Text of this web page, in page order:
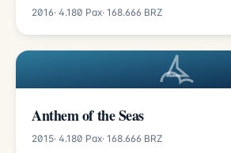
2016· 4.180 Pax· 168.666 BRZ
Anthem of the Seas
2015· 4.180 Pax· 168.666 BRZ